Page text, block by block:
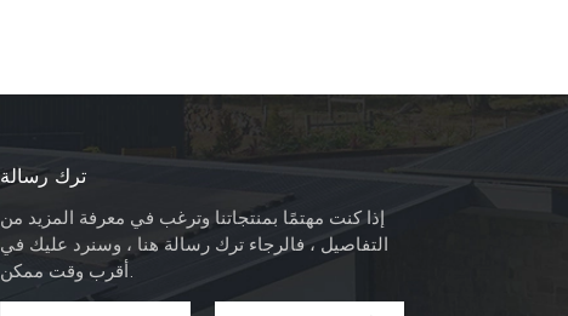
ترك رسالة
إذا كنت مهتمًا بمنتجاتنا وترغب في معرفة المزيد من
التفاصيل ، فالرجاء ترك رسالة هنا ، وسنرد عليك في
أقرب وقت ممكن.